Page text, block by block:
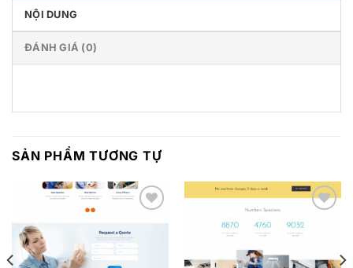
NỘI DUNG
ĐÁNH GIÁ (0)
SẢN PHẨM TƯƠNG TỰ
Add to
wishlist
Add to
wishlist